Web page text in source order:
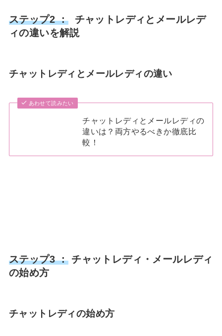
ステップ2 ：チャットレディとメールレデ
ィの違いを解説
チャットレディとメールレディの違い
あわせて読みたい
チャットレディとメールレディの
違いは？両方やるべきか徹底比
較！
ステップ3 ：チャットレディ・メールレディ
の始め方
チャットレディの始め方